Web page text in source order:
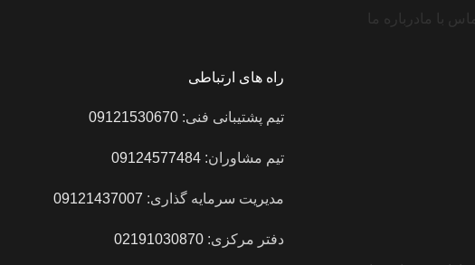
با ما درباره ما
راه های ارتباطی
تیم پشتیبانی فنی:09121530670
تیم مشاوران:09124577484
مدیریت سرمایه گذاری: 09121437007
دفتر مرکزی:02191030870